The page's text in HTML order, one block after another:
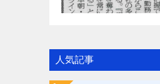
人気記事